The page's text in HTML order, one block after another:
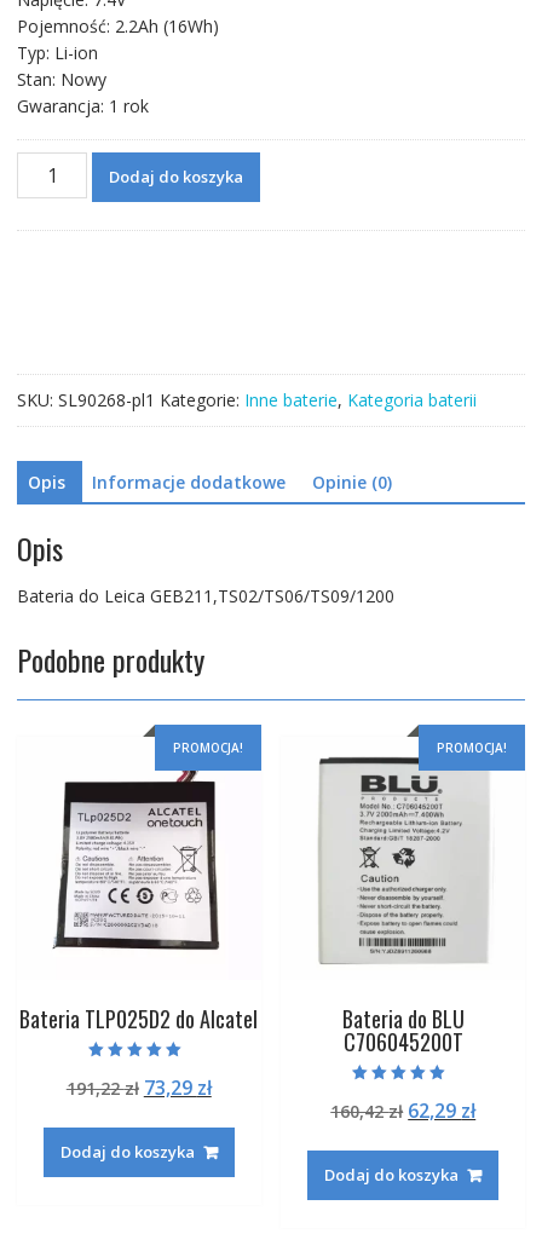
Pojemność: 2.2Ah (16Wh)
Typ: Li-ion
Stan: Nowy
Gwarancja: 1 rok
ilość
Bateria
Dodaj do koszyka
SKU: SL90268-pl1 Kategorie: Inne baterie, Kategoria baterii
Opis Informacje dodatkowe Opinie (0)
Opis
Bateria do Leica GEB211,TS02/TS06/TS09/1200
Podobne produkty
PROMOCJA!
Bateria TLP025D2 do Alcatel
5.00
na 5
191,22zł Pierwotna
wynosiła:
191,22 zł.
73,29 złAktualna
73,29 zł.
Dodaj do koszyka
PROMOCJA!
Bateria do BLU
C706045200T
5.00
na 5
160,42zł Pierwotna
wynosiła:
160,42 zł.
62,29 zł
62,29
Dodaj do koszyka